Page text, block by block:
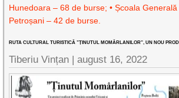
Hunedoara – 68 de burse; • Școala Generală
Petroșani – 42 de burse.
RUTA CULTURAL TURISTICĂ ”ȚINUTUL MOMÂRLANILOR”, UN NOU
Tiberiu Vințan |august 16, 2022